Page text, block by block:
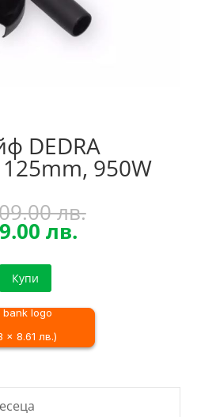
DEDRA
950W
лв.Original
109.00 лв..
лв.Текущата
/
Купи
x 8.61 лв.)